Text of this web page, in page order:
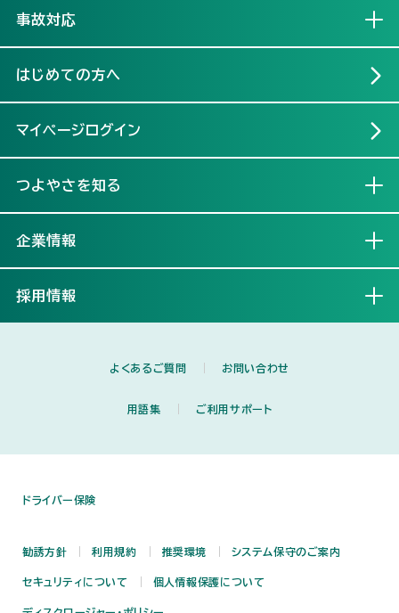
事故対応
はじめての方へ
マイページログイン
つよやさを知る
企業情報
採用情報
よくあるご質問 お問い合わせ
用語集 ご利用サポート
ドライバー保険
勧誘方針 利用規約 推奨環境 システム保守のご案内
セキュリティについて 個人情報保護について